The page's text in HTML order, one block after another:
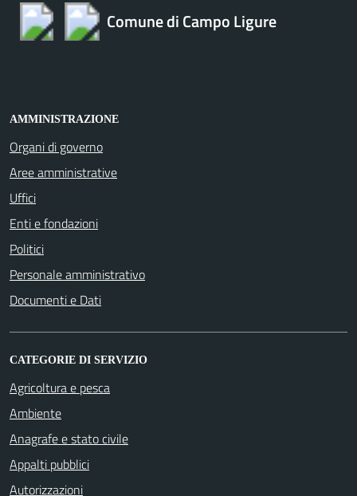
Comune di Campo Ligure
AMMINISTRAZIONE
Organi di governo
Aree amministrative
Uffici
Enti e fondazioni
Politici
Personale amministrativo
Documenti e Dati
CATEGORIE DI SERVIZIO
Agricoltura e pesca
Ambiente
Anagrafe e stato civile
Appalti pubblici
Autorizzazioni